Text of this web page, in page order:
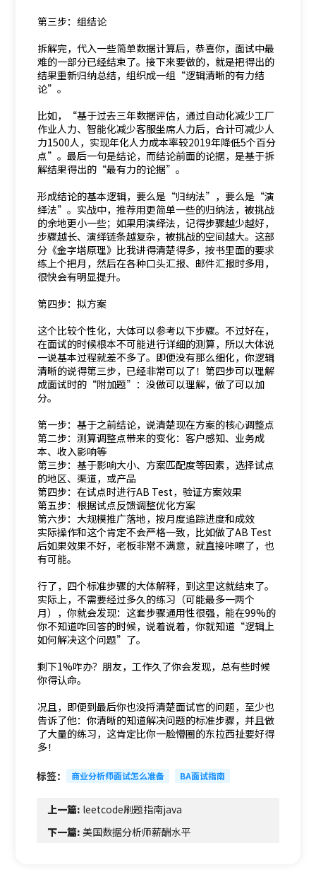
第三步：组结论
拆解完，代入一些简单数据计算后，恭喜你，面试中最
难的一部分已经结束了。接下来要做的，就是把得出的
结果重新归纳总结，组织成一组“逻辑清晰的有力结
论”。
比如，“基于过去三年数据评估，通过自动化减少工厂
作业人力、智能化减少客服坐席人力后，合计可减少人
力1500人，实现年化人力成本率较2019年降低5个百分
点”。最后一句是结论，而结论前面的论据，是基于拆
解结果得出的“最有力的论据”。
形成结论的基本逻辑，要么是“归纳法”，要么是“演
绎法”。实战中，推荐用更简单一些的归纳法，被挑战
的余地更小一些；如果用演绎法，记得步骤越少越好，
步骤越长、演绎链条越复杂，被挑战的空间越大。这部
分《金字塔原理》比我讲得清楚得多，按书里面的要求
练上个把月，然后在各种口头汇报、邮件汇报时多用，
很快会有明显提升。
第四步：拟方案
这个比较个性化，大体可以参考以下步骤。不过好在，
在面试的时候根本不可能进行详细的测算，所以大体说
一说基本过程就差不多了。即便没有那么细化，你逻辑
清晰的说得第三步，已经非常可以了！第四步可以理解
成面试时的“附加题”：没做可以理解，做了可以加
分。
第一步：基于之前结论，说清楚现在方案的核心调整点
第二步：测算调整点带来的变化：客户感知、业务成
本、收入影响等
第三步：基于影响大小、方案匹配度等因素，选择试点
的地区、渠道，或产品
第四步：在试点时进行AB Test，验证方案效果
第五步：根据试点反馈调整优化方案
第六步：大规模推广落地，按月度追踪进度和成效
实际操作和这个肯定不会严格一致，比如做了AB Test
后如果效果不好，老板非常不满意，就直接咔嚓了，也
有可能。
行了，四个标准步骤的大体解释，到这里这就结束了。
实际上，不需要经过多久的练习（可能最多一两个
月），你就会发现：这套步骤通用性很强，能在99%的
你不知道咋回答的时候，说着说着，你就知道“逻辑上
如何解决这个问题”了。
剩下1%咋办？朋友，工作久了你会发现，总有些时候
你得认命。
况且，即便到最后你也没捋清楚面试官的问题，至少也
告诉了他：你清晰的知道解决问题的标准步骤，并且做
了大量的练习，这肯定比你一脸懵圈的东拉西扯要好得
多！
标签： 商业分析师面试怎么准备 BA面试指南
上一篇: leetcode刷题指南java
下一篇:美国数据分析师薪酬水平